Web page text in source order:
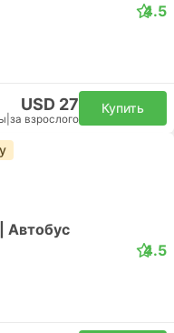
4.5
USD 27
за взрослого
Купить
Автобус
4.5